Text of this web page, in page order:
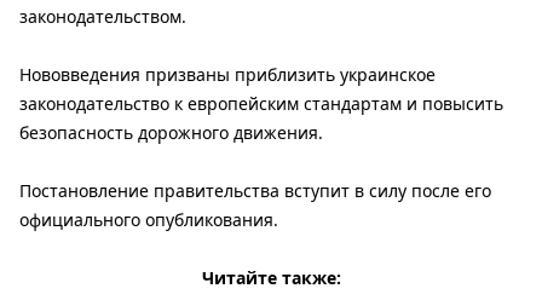
законодательством.
Нововведения призваны приблизить украинское
законодательство к европейским стандартам и повысить
безопасность дорожного движения.
Постановление правительства вступит в силу после его
официального опубликования.
Читайте также: